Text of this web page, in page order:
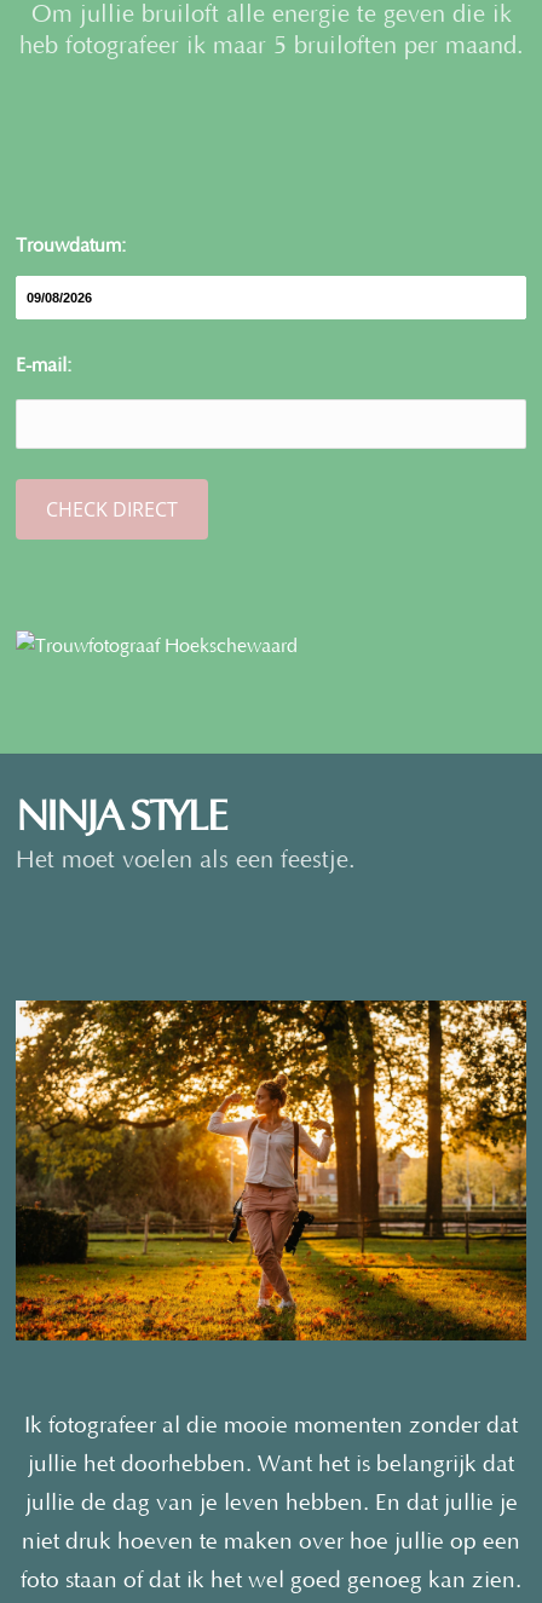
Om jullie bruiloft alle energie te geven die ik
heb fotografeer ik maar 5 bruiloften per maand.
Trouwdatum:
E-mail:
NINJA STYLE
Het moet voelen als een feestje.
Ik fotografeer al die mooie momenten zonder dat
jullie het doorhebben. Want het is belangrijk dat
jullie de dag van je leven hebben. En dat jullie je
niet druk hoeven te maken over hoe jullie op een
foto staan of dat ik het wel goed genoeg kan zien.